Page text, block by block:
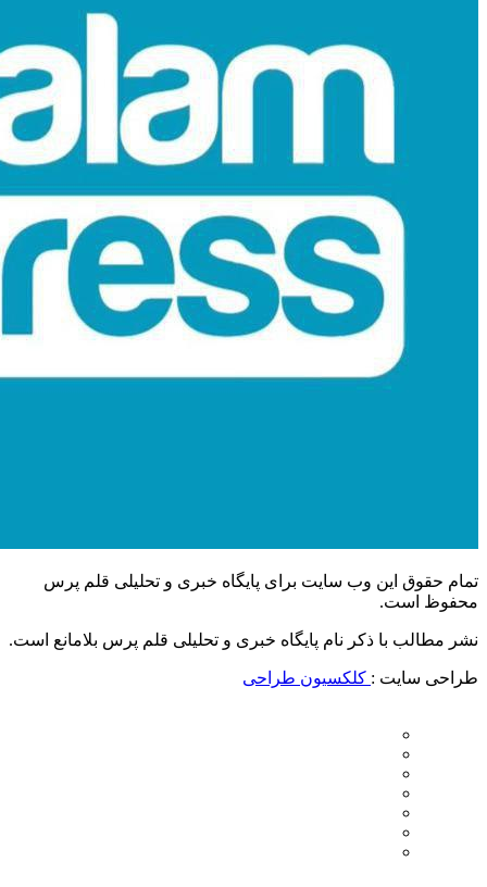
تمام حقوق این وب سایت برای پایگاه خبری و تحلیلی قلم پرس
محفوظ است.
نشر مطالب با ذکر نام پایگاه خبری و تحلیلی قلم پرس بلامانع است.
طراحی سایت : کلکسیون طراحی